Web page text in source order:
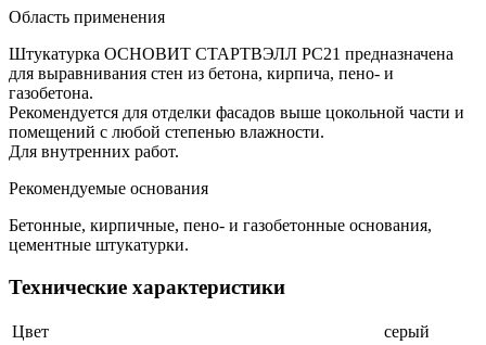
Область применения
Штукатурка ОСНОВИТ СТАРТВЭЛЛ PC21 предназначена
для выравнивания стен из бетона, кирпича, пено- и
газобетона.
Рекомендуется для отделки фасадов выше цокольной части и
помещений с любой степенью влажности.
Для внутренних работ.
Рекомендуемые основания
Бетонные, кирпичные, пено- и газобетонные основания,
цементные штукатурки.
Технические характеристики
Цвет
серый